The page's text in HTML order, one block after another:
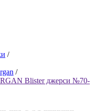
/
/
Blister джерси №70-